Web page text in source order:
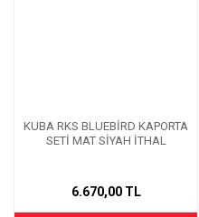
KUBA RKS BLUEBİRD KAPORTA
SETİ MAT SİYAH İTHAL
6.670,00 TL